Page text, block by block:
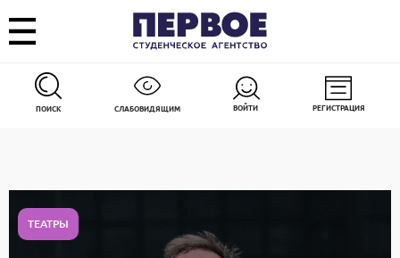
ПОИСК СЛАБОВИДЯЩИМ ВОЙТИ РЕГИСТРАЦИЯ
ТЕАТРЫ